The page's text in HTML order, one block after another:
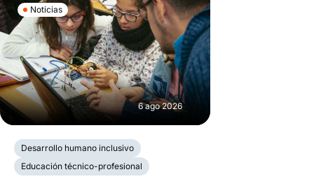
Noticias
6 ago 2026
Desarrollo humano inclusivo
Educación técnico-profesional